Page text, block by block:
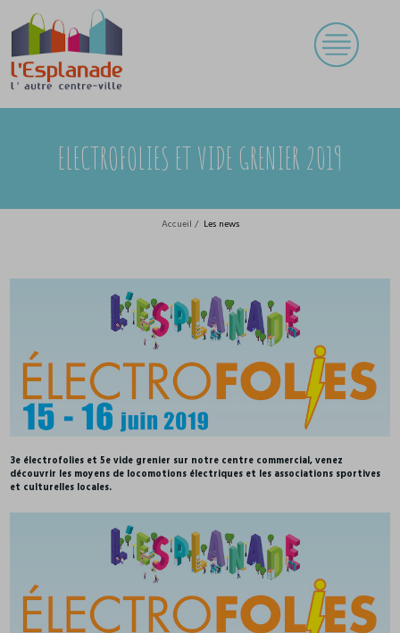
ELECTROFOLIES ET VIDE GRENIER 2019
Accueil / Les news
3e électrofolies et 5e vide grenier sur notre centre commercial, venez
découvrir les moyens de locomotions électriques et les associations sportives
et culturelles locales.